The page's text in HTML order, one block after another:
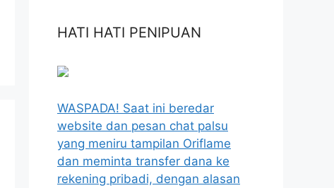
HATI HATI PENIPUAN
WASPADA! Saat ini beredar
website dan pesan chat palsu
yang meniru tampilan Oriflame
dan meminta transfer dana ke
rekening pribadi, dengan alasan